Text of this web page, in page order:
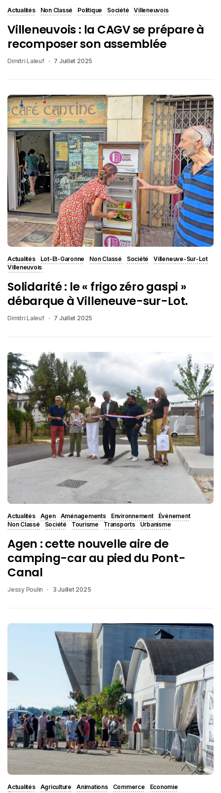
Actualités Non Classé Politique Société Villeneuvois
Villeneuvois : la CAGV se prépare à
recomposer son assemblée
Dimitri Laleuf 7 Juillet 2025
Actualités Lot-Et-Garonne Non Classé Société
Villeneuve-Sur-Lot
Villeneuvois
Solidarité : le « frigo zéro gaspi »
débarque à Villeneuve-sur-Lot.
Dimitri Laleuf 7 Juillet 2025
Actualités Agen Aménagements Environnement
Événement
Non Classé
Société Tourisme Transports Urbanisme
Agen : cette nouvelle aire de
camping-car au pied du Pont-
Canal
Jessy Poulin 3 Juillet 2025
Actualités Agriculture Animations Commerce
Economie